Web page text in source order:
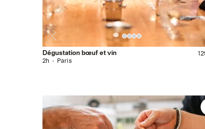
Dégustation bœuf et vin
2h Paris